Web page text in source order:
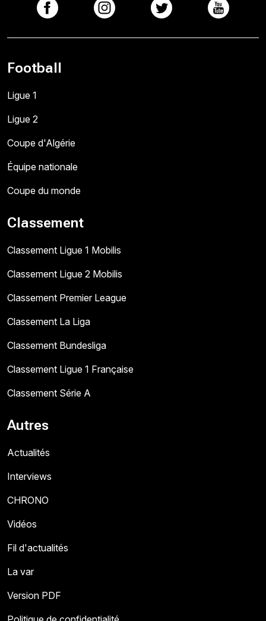
Football
Ligue 1
Ligue 2
Coupe d'Algérie
Équipe nationale
Coupe du monde
Classement
Classement Ligue 1 Mobilis
Classement Ligue 2 Mobilis
Classement Premier League
Classement La Liga
Classement Bundesliga
Classement Ligue 1 Française
Classement Série A
Autres
Actualités
Interviews
CHRONO
Vidéos
Fil d'actualités
La var
Version PDF